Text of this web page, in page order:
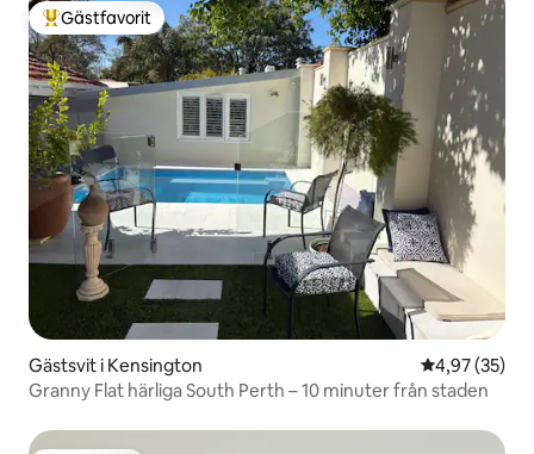
Populär gästfavorit
Gästfavorit
Gästsvit i Kensington 4,97 av 5 i
4,97 (35)
Granny Flat härliga South Perth – 10 minuter från staden